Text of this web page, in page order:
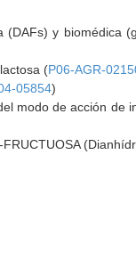
y biomédica
(P06-AGR-
05854)
modo de acción de